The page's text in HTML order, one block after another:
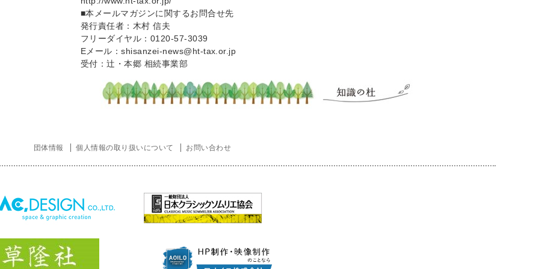
■本メールマガジンに関するお問合せ先
発行責任者：木村 信夫
フリーダイヤル：0120-57-3039
Eメール：shisanzei-news@ht-tax.or.jp
受付：辻・本郷 相続事業部
団体情報 個人情報の取り扱いについて お問い合わせ